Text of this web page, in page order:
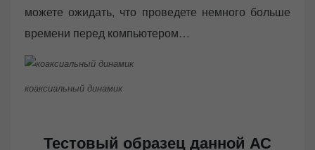
можете ожидать, что проведете немного больше
времени перед компьютером…
коаксиальный динамик
Тестовый образец данной АС